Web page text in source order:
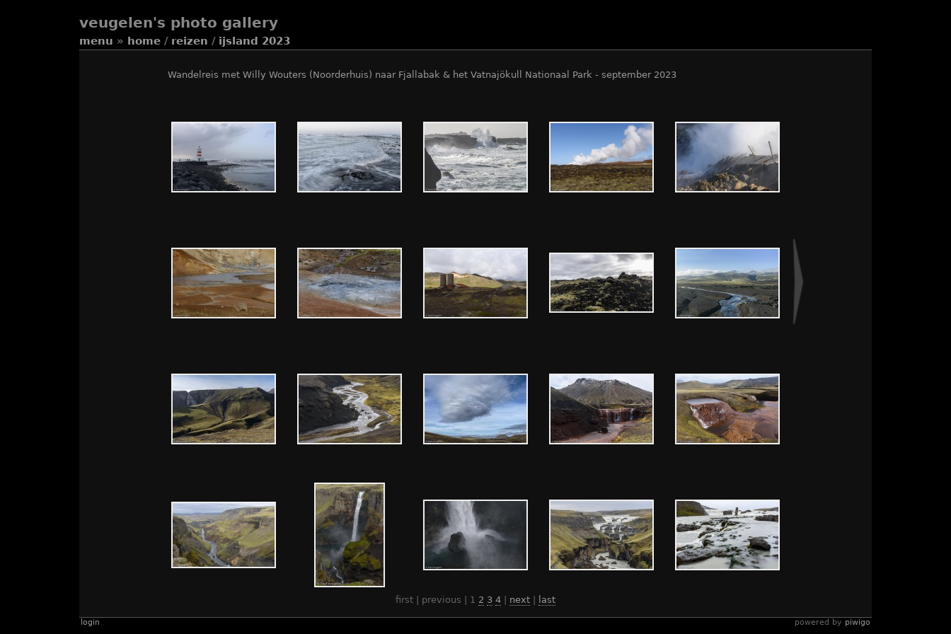
veugelen's photo gallery
menu » home / reizen / ijsland 2023
Wandelreis met Willy Wouters (Noorderhuis) naar Fjallabak & het Vatnajökull Nationaal Park - september 2023
first | previous | 1 2 3 4 next last
login powered by piwigo